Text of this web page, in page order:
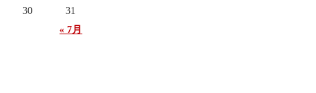
« 7月
30
31